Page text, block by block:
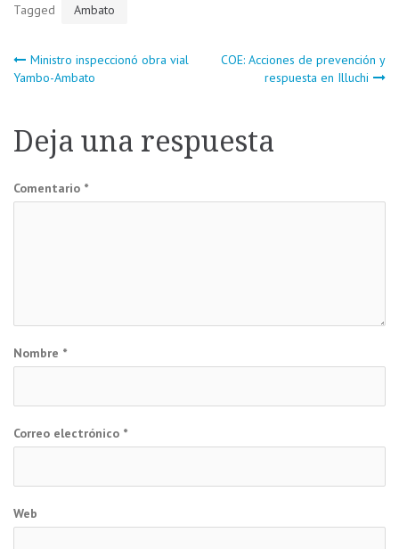
Tagged Ambato
Navegación
entradas
Ministro inspeccionó obra vial
Yambo-Ambato
COE: Acciones de prevención y
respuesta en Illuchi
Deja una respuesta
Comentario *
Nombre *
Correo electrónico *
Web